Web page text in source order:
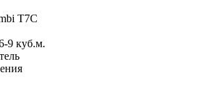
T7C
9 куб.м.